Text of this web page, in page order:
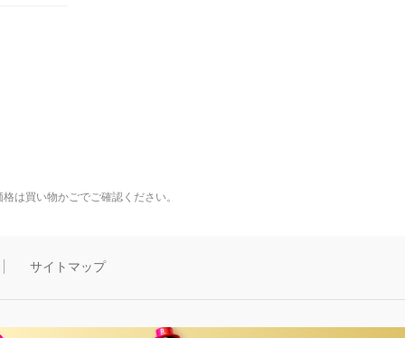
は買い物かごでご確認ください。
サイトマップ